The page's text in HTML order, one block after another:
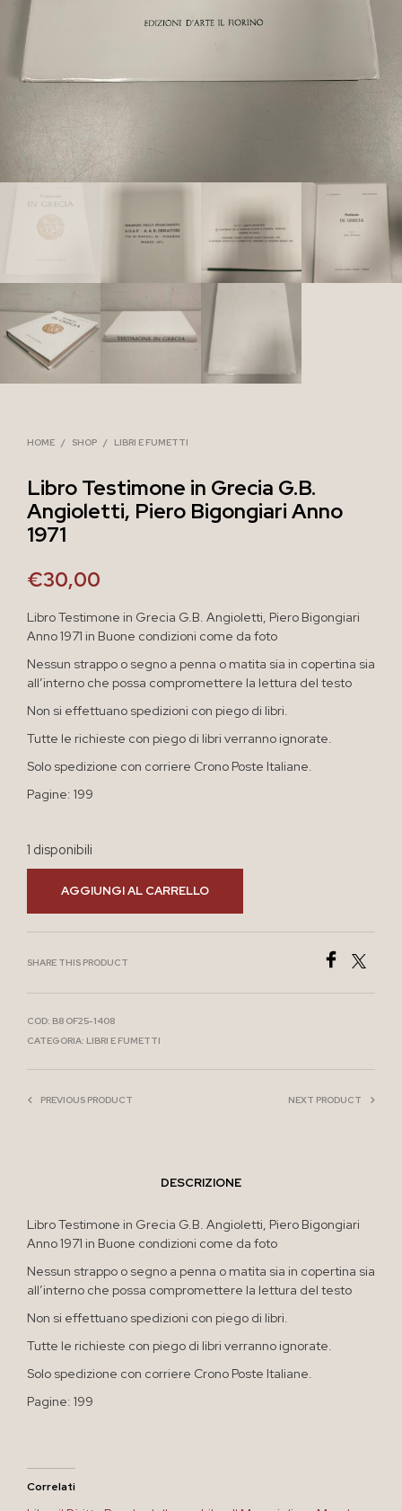
HOME / SHOP / LIBRI E FUMETTI
Libro Testimone in Grecia G.B.
Angioletti, Piero Bigongiari Anno
1971
€30,00
Libro Testimone in Grecia G.B. Angioletti, Piero Bigongiari
Anno 1971 in Buone condizioni come da foto
Nessun strappo o segno a penna o matita sia in copertina sia
all’interno che possa compromettere la lettura del testo
Non si effettuano spedizioni con piego di libri.
Tutte le richieste con piego di libri verranno ignorate.
Solo spedizione con corriere Crono Poste Italiane.
Pagine: 199
1 disponibili
AGGIUNGI AL CARRELLO
SHARE THIS PRODUCT
COD: B8 OF25-1408
CATEGORIA: LIBRI E FUMETTI
PREVIOUS PRODUCT NEXT PRODUCT
DESCRIZIONE
Libro Testimone in Grecia G.B. Angioletti, Piero Bigongiari
Anno 1971 in Buone condizioni come da foto
Nessun strappo o segno a penna o matita sia in copertina sia
all’interno che possa compromettere la lettura del testo
Non si effettuano spedizioni con piego di libri.
Tutte le richieste con piego di libri verranno ignorate.
Solo spedizione con corriere Crono Poste Italiane.
Pagine: 199
Correlati